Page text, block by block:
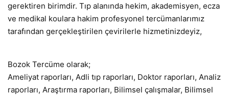
gerektiren birimdir. Tıp alanında hekim, akademisyen, ecza
ve medikal koulara hakim profesyonel tercümanlarımız
tarafından gerçekleştirilen çevirilerle hizmetinizdeyiz,
Bozok Tercüme olarak;
Ameliyat raporları, Adli tıp raporları, Doktor raporları, Analiz
raporları, Araştırma raporları, Bilimsel çalışmalar, Bilimsel